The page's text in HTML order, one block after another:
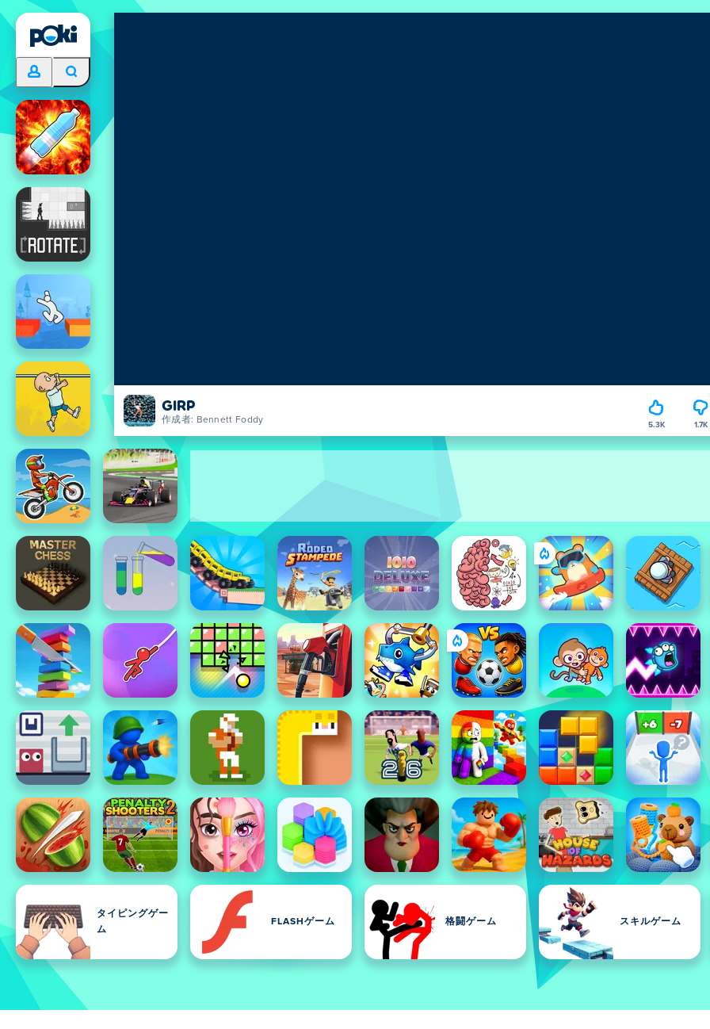
GIRP
作成者: Bennett Foddy 5.3K 1.7K
タイピングゲー
ム
FLASHゲーム 格闘ゲーム スキルゲーム